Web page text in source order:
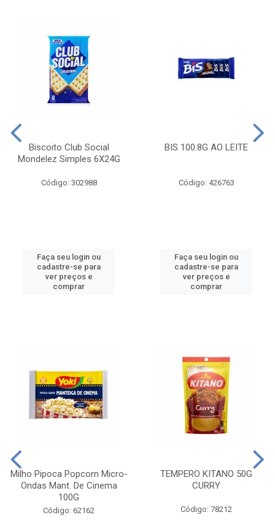
Biscoito Club Social
Mondelez Simples 6X24G
Código: 302988
Faça seu login ou
cadastre-se para
ver preços e
comprar
BIS 100.8G AO LEITE
Código: 426763
Faça seu login ou
cadastre-se para
ver preços e
comprar
Milho Pipoca Popcorn Micro-
Ondas Mant. De Cinema
100G
Código: 62162
TEMPERO KITANO 50G
CURRY
Código: 78212